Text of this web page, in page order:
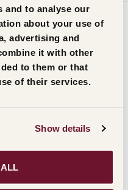
and to analyse our
about your use of
advertising and
it with other
to them or that
of their services.
Show details